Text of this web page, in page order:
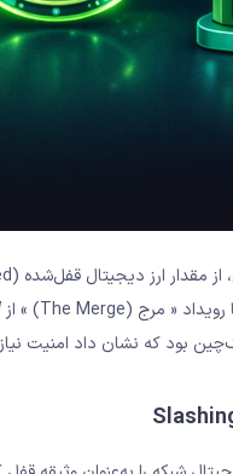
بود که نشان داد امنیت